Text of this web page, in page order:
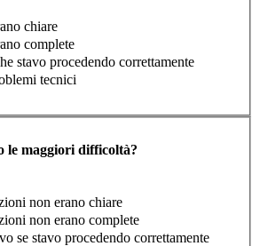
chiare
complete
stavo procedendo correttamente
tecnici
le maggiori difficoltà?
non erano chiare
non erano complete
se stavo procedendo correttamente